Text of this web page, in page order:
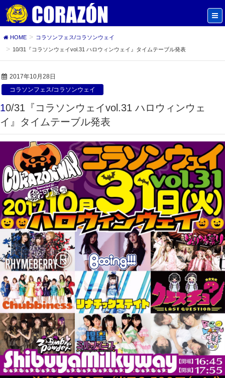
HOME
コラソンフェス/コラソンウェイ
10/31『コラソンウェイvol.31 ハロウィンウェイ』タイムテーブル発表
2017年10月28日
コラソンフェス/コラソンウェイ
10/31『コラソンウェイvol.31 ハロウィンウェ
イ』タイムテーブル発表